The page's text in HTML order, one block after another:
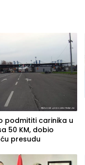
podmititi carinika u
50 KM, dobio
presudu